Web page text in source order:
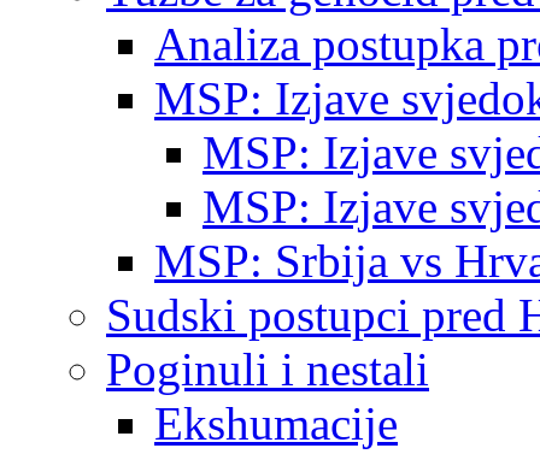
Analiza postupka
MSP: Izjave
MSP: Izjave
MSP: Izjave
MSP: Srbija vs
Sudski postupci pred
Poginuli i nestali
Ekshumacije